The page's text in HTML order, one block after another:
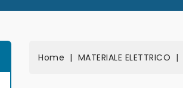
Home MATERIALE ELETTRICO